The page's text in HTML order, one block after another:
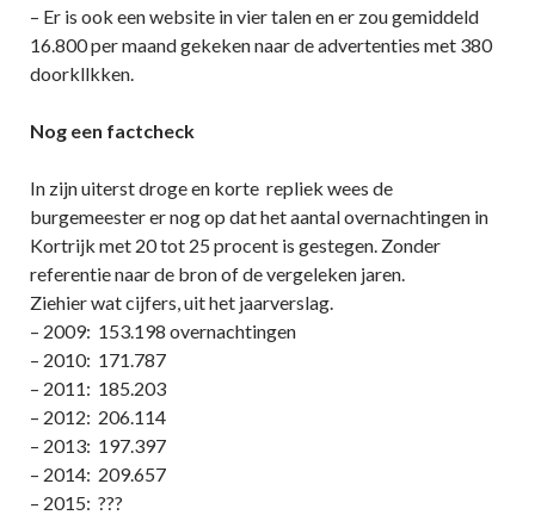
– Er is ook een website in vier talen en er zou gemiddeld
16.800 per maand gekeken naar de advertenties met 380
doorkllkken.
Nog een factcheck
In zijn uiterst droge en korte repliek wees de
burgemeester er nog op dat het aantal overnachtingen in
Kortrijk met 20 tot 25 procent is gestegen. Zonder
referentie naar de bron of de vergeleken jaren.
Ziehier wat cijfers, uit het jaarverslag.
– 2009: 153.198 overnachtingen
– 2010: 171.787
– 2011: 185.203
– 2012: 206.114
– 2013: 197.397
– 2014: 209.657
– 2015: ???